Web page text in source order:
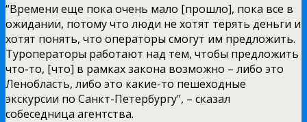
“Времени еще пока очень мало [прошло], пока все в
ожидании, потому что люди не хотят терять деньги и
хотят понять, что операторы смогут им предложить.
Туроператоры работают над тем, чтобы предложить
что-то, [что] в рамках закона возможно – либо это
Ленобласть, либо это какие-то пешеходные
экскурсии по Санкт-Петербургу”, – сказал
собеседница агентства.